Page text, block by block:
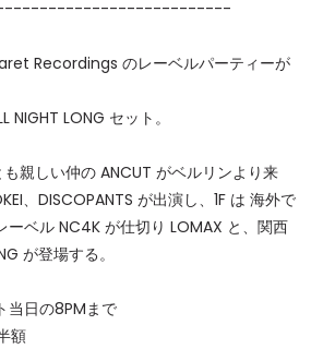
Recordings のレーベルパーティーが
LONG セット。
親しい仲の ANCUT がベルリンより来
、DISCOPANTS が出演し、1F は 海外で
ーベル NC4K が仕切り LOMAX と、関西
が登場する。
当日の8PMまで
額